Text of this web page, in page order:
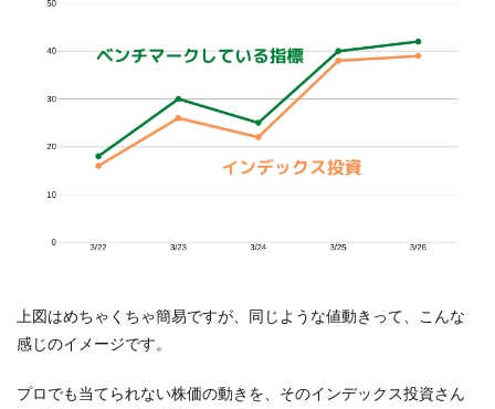
上図はめちゃくちゃ簡易ですが、同じような値動きって、こんな
感じのイメージです。
プロでも当てられない株価の動きを、そのインデックス投資さん